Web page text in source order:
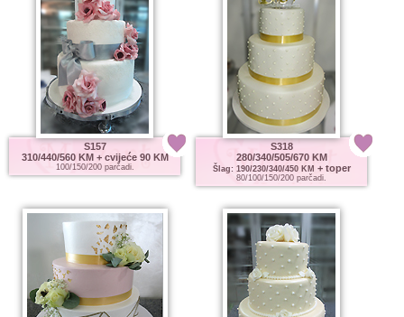
S157
310/440/560 KM+ cvijeće 90 KM
100/150/200 parčadi.
S318
280/340/505/670 KM
Šlag: 190/230/340/450 KM + toper
80/100/150/200 parčadi.